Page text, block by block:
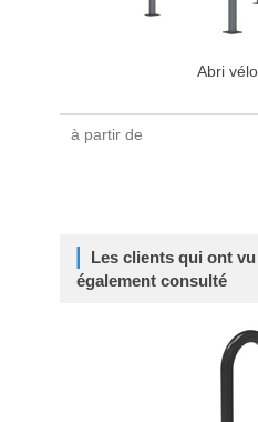
Abri
à partir de
Les clients qui ont
également consulté